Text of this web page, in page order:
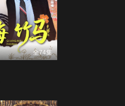
全74集